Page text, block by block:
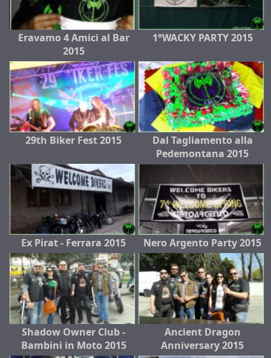
Eravamo 4 Amici al Bar
2015
1°WACKY PARTY 2015
29th Biker Fest 2015
Dal Tagliamento alla
Pedemontana 2015
Ex Pirat - Ferrara 2015 Nero Argento Party 2015
Shadow Owner Club -
Bambini in Moto 2015
Ancient Dragon
Anniversary 2015